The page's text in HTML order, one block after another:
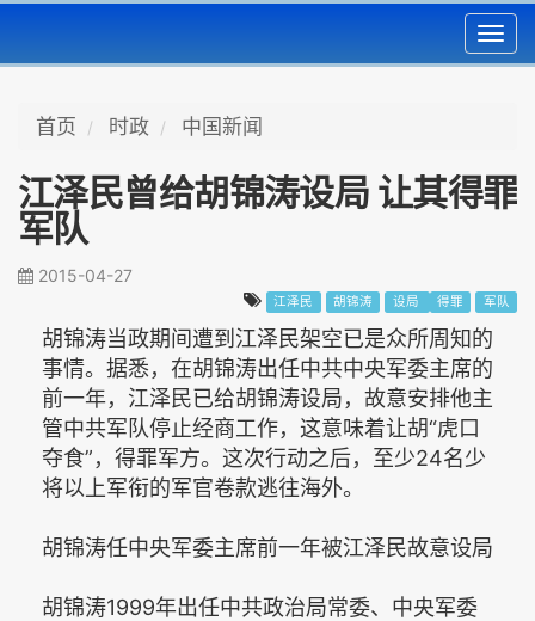
首页 时政 中国新闻
江泽民曾给胡锦涛设局 让其得罪
军队
2015-04-27
江泽民 胡锦涛 设局 得罪 军队
胡锦涛当政期间遭到江泽民架空已是众所周知的
事情。据悉，在胡锦涛出任中共中央军委主席的
前一年，江泽民已给胡锦涛设局，故意安排他主
管中共军队停止经商工作，这意味着让胡“虎口
夺食”，得罪军方。这次行动之后，至少24名少
将以上军衔的军官卷款逃往海外。
胡锦涛任中央军委主席前一年被江泽民故意设局
胡锦涛1999年出任中共政治局常委、中央军委